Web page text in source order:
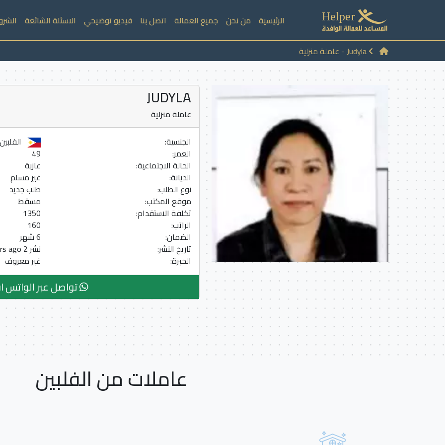
الرئيسية من نحن جميع العمالة اتصل بنا فيديو توضيحي الاسئلة الشائعة
Judyla - عاملة منزلية
JUDYLA
عاملة منزلية
الجنسية:
العمر:
49
الحالة الاجتماعية:
عازبة
الديانة:
غير مسلم
نوع الطلب:
طلب جديد
موقع المكتب:
مسقط
تكلفة الاستقدام:
1350
الراتب:
160
الضمان:
6 شهر
تاريخ النشر:
نشر 2 Years ago
الخبرة:
غير معروف
تواصل عبر الواتس
عاملات من الفلبين